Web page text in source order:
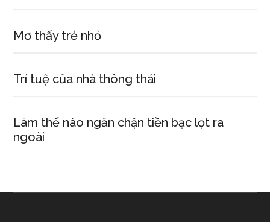
Mơ thấy trẻ nhỏ
Trí tuệ của nhà thông thái
Làm thế nào ngăn chặn tiền bạc lọt ra
ngoài